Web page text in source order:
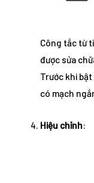
Công tắc từ
được sửa
Trước khi
có mạch
Hiệu chỉnh: